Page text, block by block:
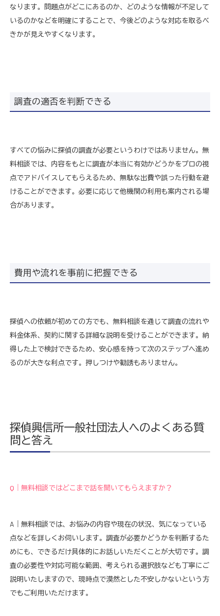
なります。問題点がどこにあるのか、どのような情報が不足して
いるのかなどを明確にすることで、今後どのような対応を取るべ
きかが見えやすくなります。
調査の適否を判断できる
すべての悩みに探偵の調査が必要というわけではありません。無
料相談では、内容をもとに調査が本当に有効かどうかをプロの視
点でアドバイスしてもらえるため、無駄な出費や誤った行動を避
けることができます。必要に応じて他機関の利用も案内される場
合があります。
費用や流れを事前に把握できる
探偵への依頼が初めての方でも、無料相談を通じて調査の流れや
料金体系、契約に関する詳細な説明を受けることができます。納
得した上で検討できるため、安心感を持って次のステップへ進め
るのが大きな利点です。押しつけや勧誘もありません。
探偵興信所一般社団法人へのよくある質
問と答え
Q｜無料相談ではどこまで話を聞いてもらえますか？
A｜無料相談では、お悩みの内容や現在の状況、気になっている
点などを詳しくお伺いします。調査が必要かどうかを判断するた
めにも、できるだけ具体的にお話しいただくことが大切です。調
査の必要性や対応可能な範囲、考えられる選択肢なども丁寧にご
説明いたしますので、現時点で漠然とした不安しかないという方
でもご利用いただけます。